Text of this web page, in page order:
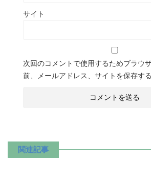
サイト
次回のコメントで使用するためブラウ
前、メールアドレス、サイトを保存する
関連記事